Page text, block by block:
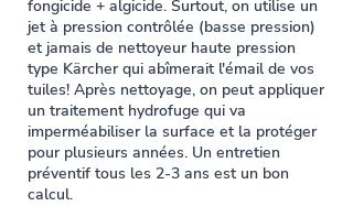
fongicide + algicide. Surtout, on utilise un
jet à pression contrôlée (basse pression)
et jamais de nettoyeur haute pression
type Kärcher qui abîmerait l'émail de vos
tuiles! Après nettoyage, on peut appliquer
un traitement hydrofuge qui va
imperméabiliser la surface et la protéger
pour plusieurs années. Un entretien
préventif tous les 2-3 ans est un bon
calcul.